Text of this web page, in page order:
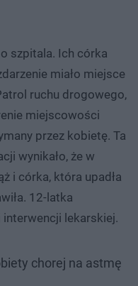
szpitala. Ich córka
miało miejsce
ruchu drogowego,
miejscowości
przez kobietę. Ta
wynikało, że w
i córka, która upadła
12-latka
lekarskiej.
chorej na astmę